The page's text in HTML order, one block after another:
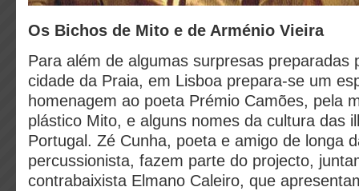
Os Bichos de Mito e de Arménio Vieira
Para além de algumas surpresas preparadas
cidade da Praia, em Lisboa prepara-se um
homenagem ao poeta Prémio Camões, pela
plástico Mito, e alguns nomes da cultura das
Portugal. Zé Cunha, poeta e amigo de longa
percussionista, fazem parte do projecto,
contrabaixista Elmano Caleiro, que